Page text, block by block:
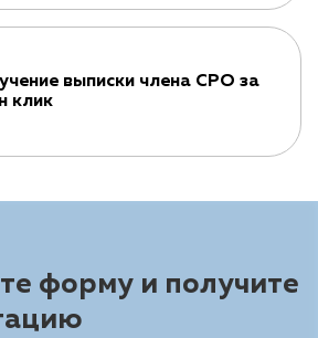
выписки члена СРО за
клик
форму и получите